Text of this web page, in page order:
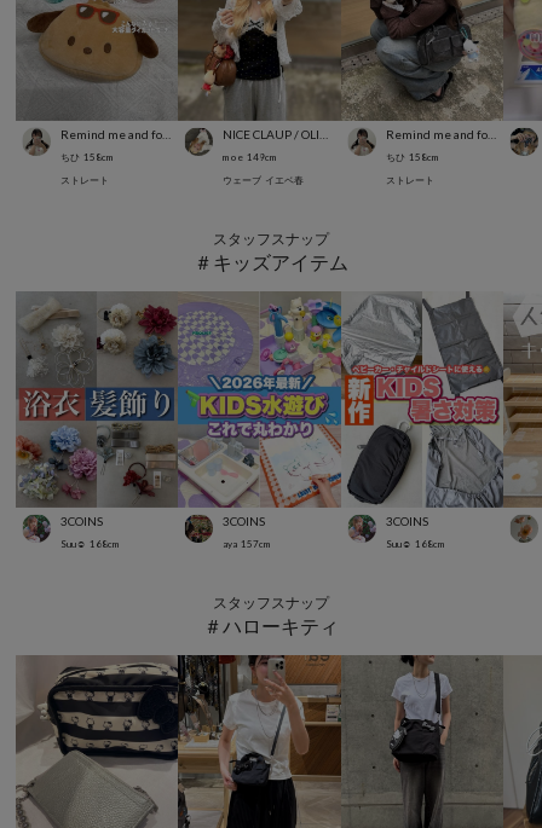
ちひ 158cm
ストレート
m o e 149cm
ウェーブ イエベ春
Remind me and forever
ちひ 158cm
ストレート
スタッフスナップ
＃キッズアイテム
3COINS
Suu☺︎ 168cm
3COINS
aya 157cm
3COINS
Suu☺︎ 168cm
スタッフスナップ
＃ハローキティ